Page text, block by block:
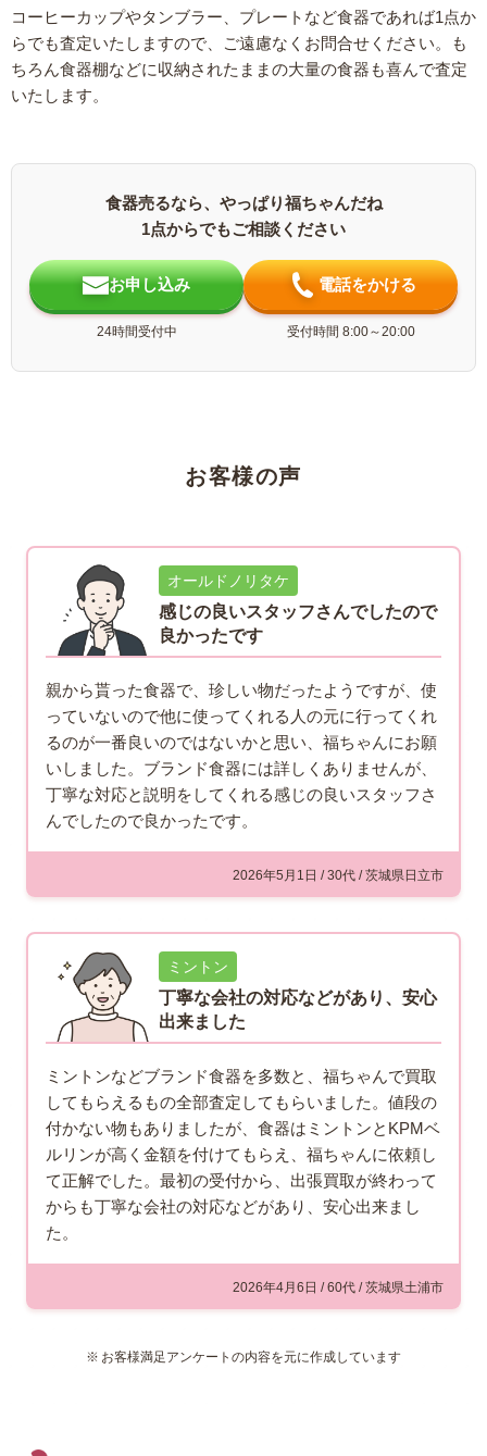
コーヒーカップやタンブラー、プレートなど食器であれば1点か
らでも査定いたしますので、ご遠慮なくお問合せください。も
ちろん食器棚などに収納されたままの大量の食器も喜んで査定
いたします。
食器売るなら、やっぱり福ちゃんだね
1点からでもご相談ください
お申し込み
24時間受付中
電話をかける
受付時間 8:00～20:00
お客様の声
オールドノリタケ
感じの良いスタッフさんでしたので
良かったです
親から貰った食器で、珍しい物だったようですが、使
っていないので他に使ってくれる人の元に行ってくれ
るのが一番良いのではないかと思い、福ちゃんにお願
いしました。ブランド食器には詳しくありませんが、
丁寧な対応と説明をしてくれる感じの良いスタッフさ
んでしたので良かったです。
2026年5月1日 / 30代 / 茨城県日立市
ミントン
丁寧な会社の対応などがあり、安心
出来ました
ミントンなどブランド食器を多数と、福ちゃんで買取
してもらえるもの全部査定してもらいました。値段の
付かない物もありましたが、食器はミントンとKPMベ
ルリンが高く金額を付けてもらえ、福ちゃんに依頼し
て正解でした。最初の受付から、出張買取が終わって
からも丁寧な会社の対応などがあり、安心出来まし
た。
2026年4月6日 / 60代 / 茨城県土浦市
お客様満足アンケートの内容を元に作成しています